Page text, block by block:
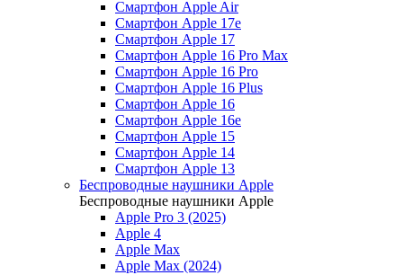
Смартфон Apple Air
Смартфон Apple 17e
Смартфон Apple 17
Смартфон Apple 16 Pro Max
Смартфон Apple 16 Pro
Смартфон Apple 16 Plus
Смартфон Apple 16
Смартфон Apple 16e
Смартфон Apple 15
Смартфон Apple 14
Смартфон Apple 13
Беспроводные наушники Apple
Беспроводные наушники Apple
Apple Pro 3 (2025)
Apple 4
Apple Max
Apple Max (2024)